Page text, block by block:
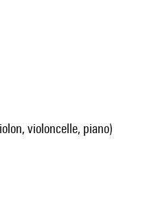
violoncelle, piano)